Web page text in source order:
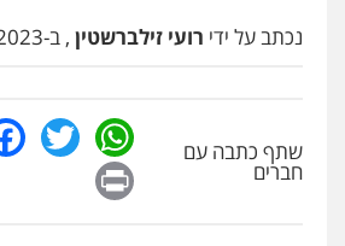
עו"ד איהאב זבידאת
0509930581
עו"ד אליה חן ברק
נכתב על ידי רועי זילברשטין , ב-05/03/2023 19:25
שתף כתבה עם
חברים